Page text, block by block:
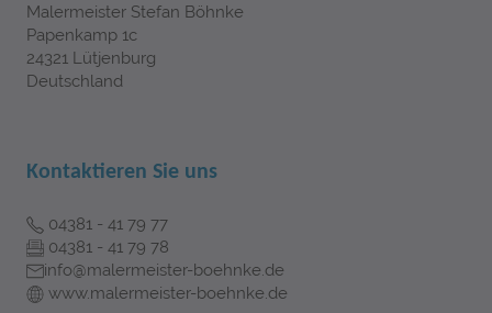
Malermeister Stefan Böhnke
Papenkamp 1c
24321 Lütjenburg
Deutschland
Kontaktieren Sie uns
04381 - 41 79 77
04381 - 41 79 78
info@malermeister-boehnke.de
www.malermeister-boehnke.de